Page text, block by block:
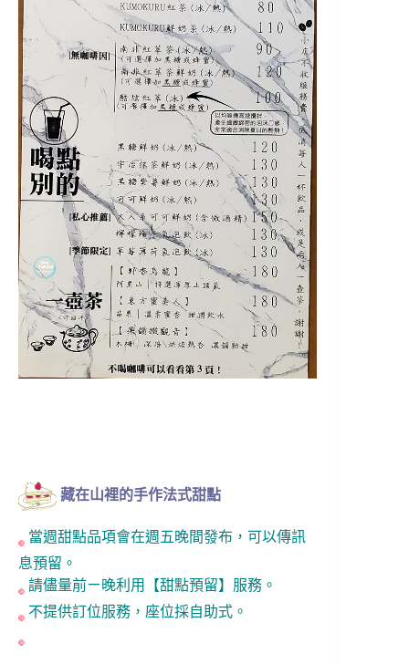
藏在山裡的手作法式甜點
當週甜點品項會在週五晚間發布，可以傳訊
息預留。
請儘量前ㄧ晚利用【甜點預留】服務。
不提供訂位服務，座位採自助式。